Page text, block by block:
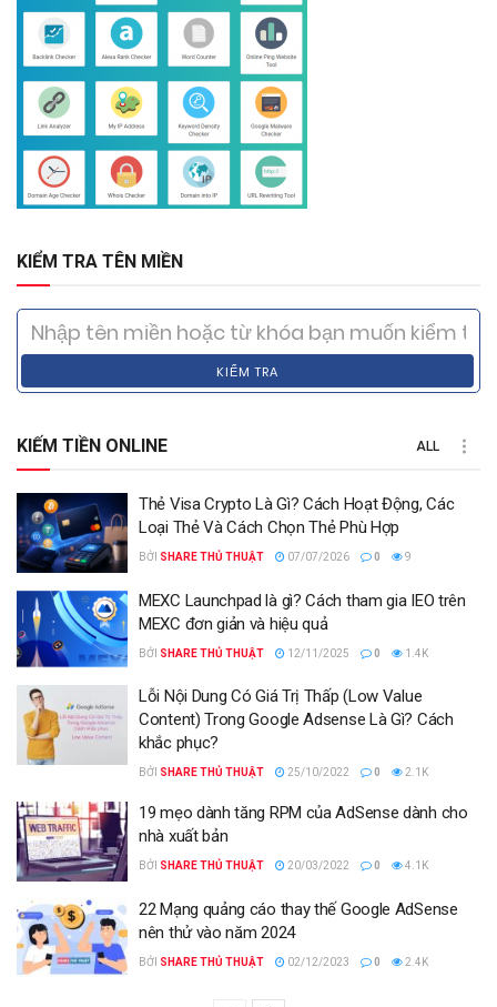
KIỂM TRA TÊN MIỀN
KIỂM TRA
KIẾM TIỀN ONLINE ALL
Thẻ Visa Crypto Là Gì? Cách Hoạt Động, Các
Loại Thẻ Và Cách Chọn Thẻ Phù Hợp
BỞI SHARE THỦ THUẬT 07/07/2026 0 9
MEXC Launchpad là gì? Cách tham gia IEO trên
MEXC đơn giản và hiệu quả
BỞI SHARE THỦ THUẬT 12/11/2025 0 1.4K
Lỗi Nội Dung Có Giá Trị Thấp (Low Value
Content) Trong Google Adsense Là Gì? Cách
khắc phục?
BỞI SHARE THỦ THUẬT 25/10/2022 0 2.1K
19 mẹo dành tăng RPM của AdSense dành cho
nhà xuất bản
BỞI SHARE THỦ THUẬT 20/03/2022 0 4.1K
22 Mạng quảng cáo thay thế Google AdSense
nên thử vào năm 2024
BỞI SHARE THỦ THUẬT 02/12/2023 0 2.4K